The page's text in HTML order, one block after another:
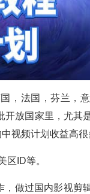
，法国，芬兰，
放国家里，尤其
视频计划收益高很
区ID等。
做过国内影视剪